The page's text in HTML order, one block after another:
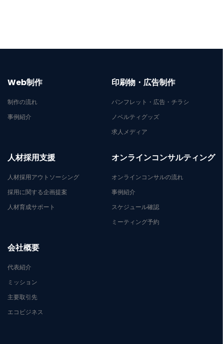
Web制作
制作の流れ
事例紹介
印刷物・広告制作
パンフレット・広告・チラシ
ノベルティグッズ
求人メディア
人材採用支援
人材採用アウトソーシング
採用に関する企画提案
人材育成サポート
オンラインコンサルティング
オンラインコンサルの流れ
事例紹介
スケジュール確認
ミーティング予約
会社概要
代表紹介
ミッション
主要取引先
エコビジネス